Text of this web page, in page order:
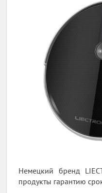
Немецкий бренд
продукты гарантию